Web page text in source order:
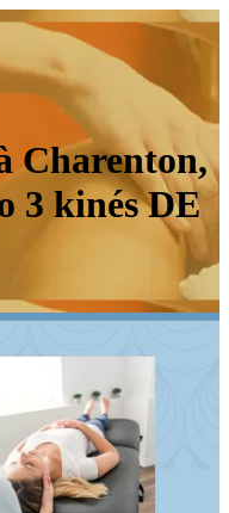
Charenton,
3 kinés DE